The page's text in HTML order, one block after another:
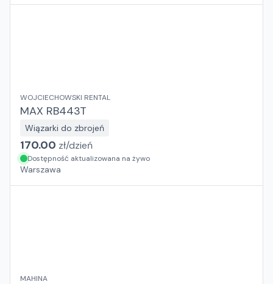
WOJCIECHOWSKI RENTAL
MAX RB443T
Wiązarki do zbrojeń
170.00 zł/dzień
Dostępność aktualizowana na żywo
Warszawa
MAHINA